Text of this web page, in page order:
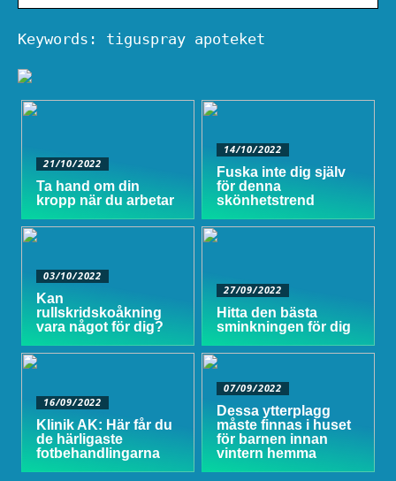
Keywords: tiguspray apoteket
21/10/2022
Ta hand om din
kropp när du arbetar
14/10/2022
Fuska inte dig själv
för denna
skönhetstrend
03/10/2022
Kan
rullskridskoåkning
vara något för dig?
27/09/2022
Hitta den bästa
sminkningen för dig
16/09/2022
Klinik AK: Här får du
de härligaste
fotbehandlingarna
07/09/2022
Dessa ytterplagg
måste finnas i huset
för barnen innan
vintern hemma